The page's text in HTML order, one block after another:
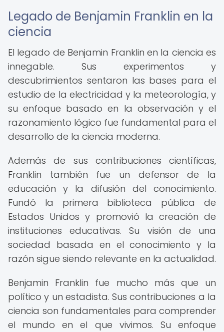
Legado de Benjamin Franklin en la
ciencia
El legado de Benjamin Franklin en la ciencia es
innegable. Sus experimentos y
descubrimientos sentaron las bases para el
estudio de la electricidad y la meteorología, y
su enfoque basado en la observación y el
razonamiento lógico fue fundamental para el
desarrollo de la ciencia moderna.
Además de sus contribuciones científicas,
Franklin también fue un defensor de la
educación y la difusión del conocimiento.
Fundó la primera biblioteca pública de
Estados Unidos y promovió la creación de
instituciones educativas. Su visión de una
sociedad basada en el conocimiento y la
razón sigue siendo relevante en la actualidad.
Benjamin Franklin fue mucho más que un
político y un estadista. Sus contribuciones a la
ciencia son fundamentales para comprender
el mundo en el que vivimos. Su enfoque